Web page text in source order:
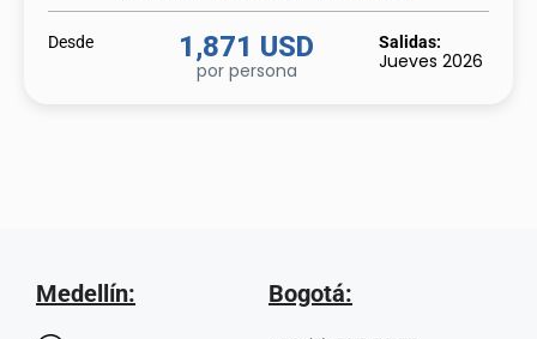
Desde 1,871 USD
por persona
Salidas:
Jueves 2026
Medellín: Bogotá: